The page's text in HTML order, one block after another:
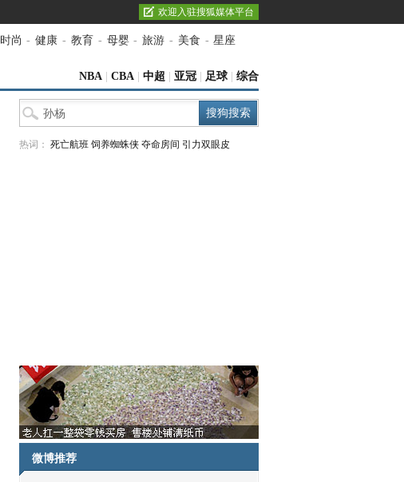
欢迎入驻搜狐媒体平台
时尚 - 健康 - 教育 - 母婴 - 旅游 - 美食 - 星座
NBA CBA 中超 亚冠 足球 综合
热词： 死亡航班 饲养蜘蛛侠 夺命房间 引力双眼皮
微博推荐